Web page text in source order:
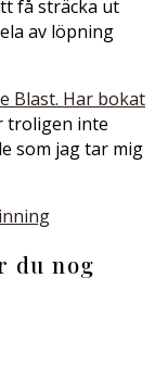
få sträcka ut
av löpning
Blast. Har bokat
troligen inte
som jag tar mig
du nog